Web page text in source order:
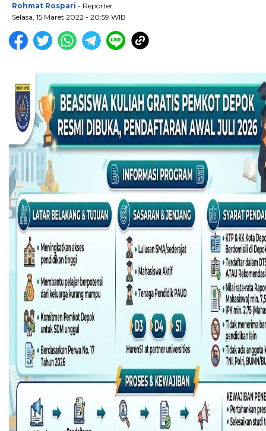
Rohmat Rospari - Reporter
Selasa, 15 Maret 2022 - 20:59 WIB